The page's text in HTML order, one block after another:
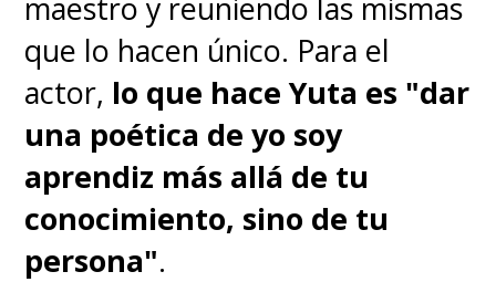
maestro y reuniendo las mismas
que lo hacen único. Para el
actor, lo que hace Yuta es "dar
una poética de yo soy
aprendiz más allá de tu
conocimiento, sino de tu
persona".